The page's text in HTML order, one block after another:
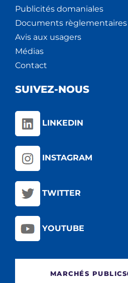
Publicités domaniales
Documents règlementaires
Avis aux usagers
Médias
Contact
SUIVEZ-NOUS
LINKEDIN
INSTAGRAM
TWITTER
YOUTUBE
MARCHÉS PUBLICS